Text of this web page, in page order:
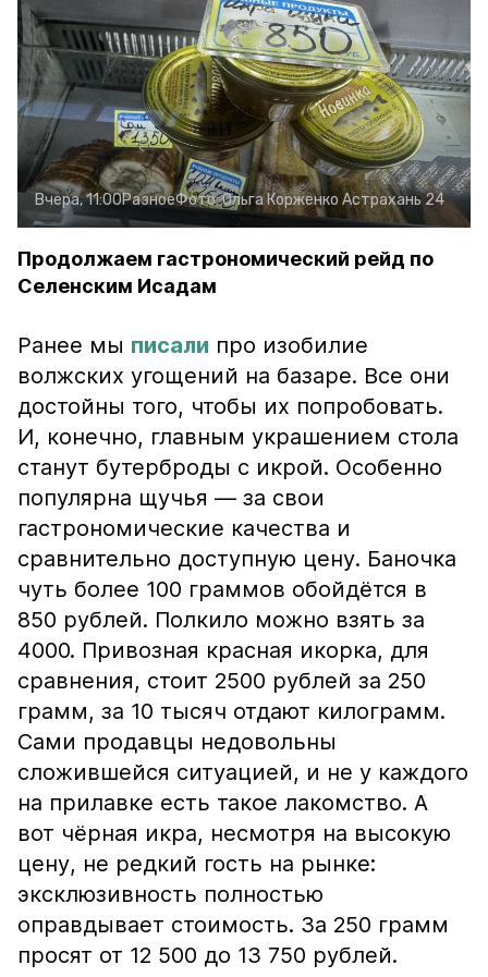
Вчера, 11:00РазноеФото:Ольга Корженко Астрахань 24
Продолжаем гастрономический рейд по
Селенским Исадам
Ранее мы писали про изобилие
волжских угощений на базаре. Все они
достойны того, чтобы их попробовать.
И, конечно, главным украшением стола
станут бутерброды с икрой. Особенно
популярна щучья — за свои
гастрономические качества и
сравнительно доступную цену. Баночка
чуть более 100 граммов обойдётся в
850 рублей. Полкило можно взять за
4000. Привозная красная икорка, для
сравнения, стоит 2500 рублей за 250
грамм, за 10 тысяч отдают килограмм.
Сами продавцы недовольны
сложившейся ситуацией, и не у каждого
на прилавке есть такое лакомство. А
вот чёрная икра, несмотря на высокую
цену, не редкий гость на рынке:
эксклюзивность полностью
оправдывает стоимость. За 250 грамм
просят от 12 500 до 13 750 рублей.